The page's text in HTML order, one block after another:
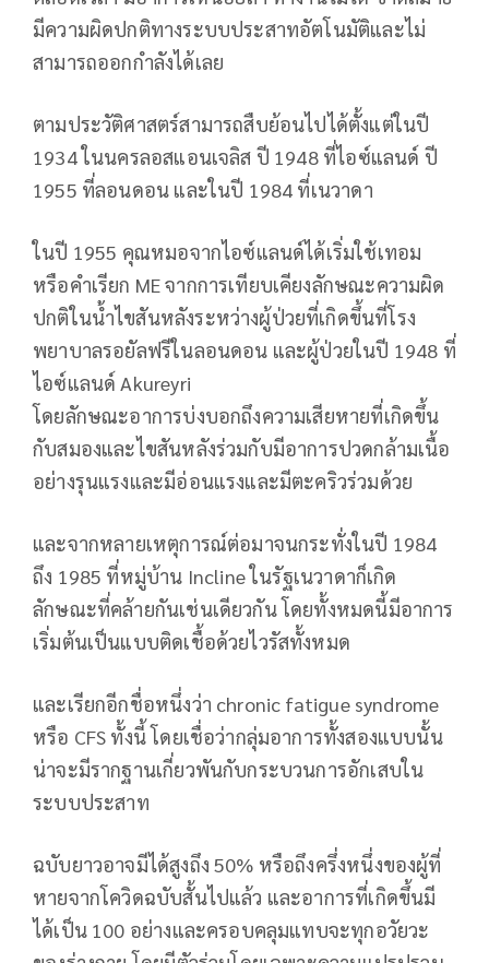
มีความผิดปกติทางระบบประสาทอัตโนมัติและไม่
สามารถออกกำลังได้เลย
ตามประวัติศาสตร์สามารถสืบย้อนไปได้ตั้งแต่ในปี
1934 ในนครลอสแอนเจลิส ปี 1948 ที่ไอซ์แลนด์ ปี
1955 ที่ลอนดอน และในปี 1984 ที่เนวาดา
ในปี 1955 คุณหมอจากไอซ์แลนด์ได้เริ่มใช้เทอม
หรือคำเรียก ME จากการเทียบเคียงลักษณะความผิด
ปกติในน้ำไขสันหลังระหว่างผู้ป่วยที่เกิดขึ้นที่โรง
พยาบาลรอยัลฟรีในลอนดอน และผู้ป่วยในปี 1948 ที่
ไอซ์แลนด์ Akureyri
โดยลักษณะอาการบ่งบอกถึงความเสียหายที่เกิดขึ้น
กับสมองและไขสันหลังร่วมกับมีอาการปวดกล้ามเนื้อ
อย่างรุนแรงและมีอ่อนแรงและมีตะคริวร่วมด้วย
และจากหลายเหตุการณ์ต่อมาจนกระทั่งในปี 1984
ถึง 1985 ที่หมู่บ้าน Incline ในรัฐเนวาดาก็เกิด
ลักษณะที่คล้ายกันเช่นเดียวกัน โดยทั้งหมดนี้มีอาการ
เริ่มต้นเป็นแบบติดเชื้อด้วยไวรัสทั้งหมด
และเรียกอีกชื่อหนึ่งว่า chronic fatigue syndrome
หรือ CFS ทั้งนี้ โดยเชื่อว่ากลุ่มอาการทั้งสองแบบนั้น
น่าจะมีรากฐานเกี่ยวพันกับกระบวนการอักเสบใน
ระบบประสาท
ฉบับยาวอาจมีได้สูงถึง 50% หรือถึงครึ่งหนึ่งของผู้ที่
หายจากโควิดฉบับสั้นไปแล้ว และอาการที่เกิดขึ้นมี
ได้เป็น 100 อย่างและครอบคลุมแทบจะทุกอวัยวะ